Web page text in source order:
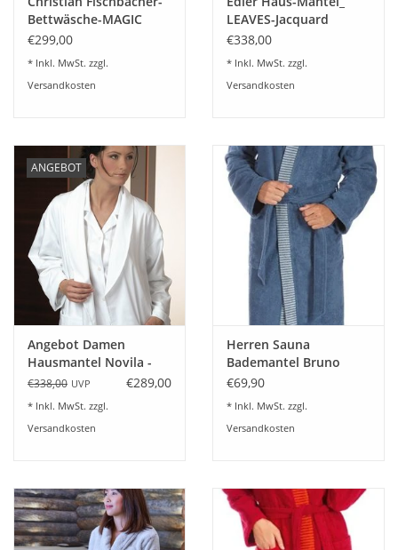
Bettwäsche-MAGIC
FOREST-schweizer Satin
€299,00
* Inkl. MwSt. zzgl.
Versandkosten
LEAVES-Jacquard
gewebt und Frottier
€338,00
* Inkl. MwSt. zzgl.
Versandkosten
ANGEBOT
Angebot Damen
Hausmantel Novila -
gefüttert Frottier Gr.46
€338,00 UVP €289,00
* Inkl. MwSt. zzgl.
Versandkosten
Herren Sauna
Bademantel Bruno
blue-rock
€69,90
* Inkl. MwSt. zzgl.
Versandkosten